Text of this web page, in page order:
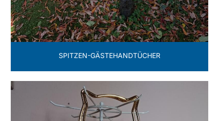
SPITZEN-GÄSTEHANDTÜCHER